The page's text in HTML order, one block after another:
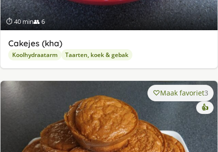
⏱ 40 min👥 6
Cakejes (kha)
Koolhydraatarm Taarten, koek & gebak
Maak favoriet3
👍